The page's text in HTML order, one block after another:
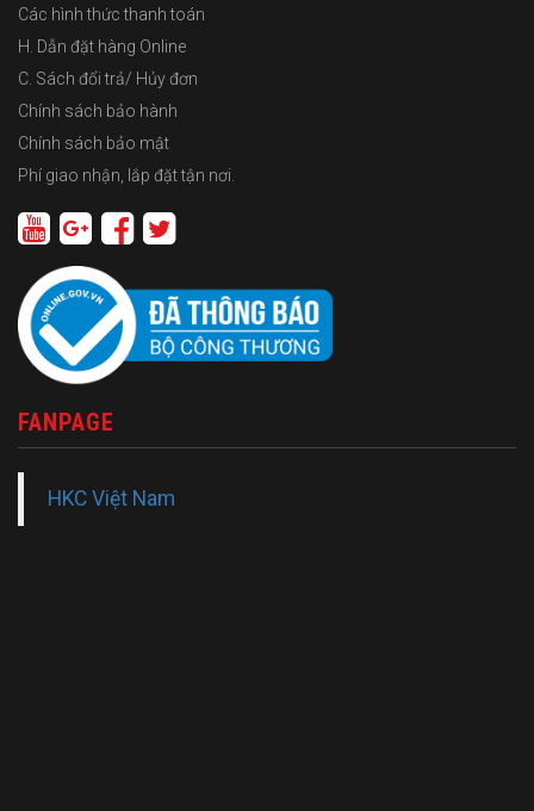
Các hình thức thanh toán
H. Dẫn đặt hàng Online
C. Sách đổi trả/ Hủy đơn
Chính sách bảo hành
Chính sách bảo mật
Phí giao nhận, lắp đặt tận nơi.
FANPAGE
HKC Việt Nam